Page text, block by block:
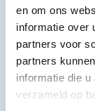
en om ons
informatie over
partners voor
partners
informatie die
verzameld op